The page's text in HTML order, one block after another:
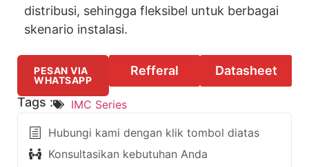
distribusi, sehingga fleksibel untuk berbagai
skenario instalasi.
PESAN VIA
WHATSAPP
Refferal Datasheet
Tags : IMC Series
Hubungi kami dengan klik tombol diatas
Konsultasikan kebutuhan Anda